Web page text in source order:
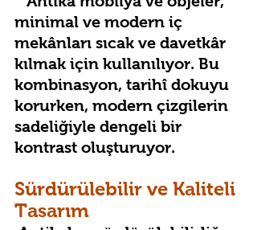
minimal ve modern iç
mekânları sıcak ve davetkâr
kılmak için kullanılıyor. Bu
kombinasyon, tarihî dokuyu
korurken, modern çizgilerin
sadeliğiyle dengeli bir
kontrast oluşturuyor.
Sürdürülebilir ve Kaliteli
Tasarım